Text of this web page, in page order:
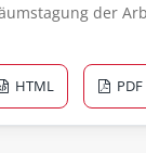
der
HTML PDF